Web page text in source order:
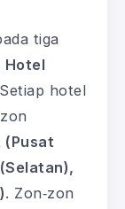
tiga
Hotel
hotel
(Pusat
. Zon‑zon